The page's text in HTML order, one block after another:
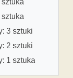
3 sztuki
2 sztuki
1 sztuka